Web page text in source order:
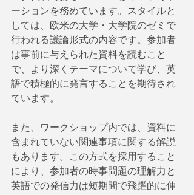
ーションを務めています。スタイルと
しては、欧米の大学・大学院のゼミで
行われる議論形式の内容です。参加者
は事前に与えられた資料を読むこと
で、より深くテーマについて学び、英
語で積極的に発言することを期待され
ています。
また、ワークショップ内では、資料に
含まれていない関連事項に関する解説
もあります。この方式を採用すること
により、参加者の時事問題の理解力と
英語での発信力は短期間で飛躍的に伸